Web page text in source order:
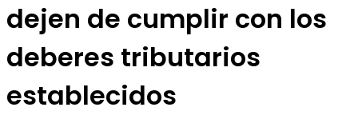
dejen de cumplir con los
deberes tributarios
establecidos